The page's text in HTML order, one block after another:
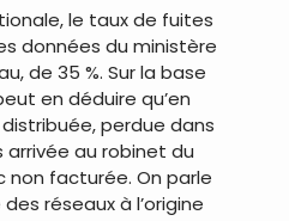
le taux de fuites
données du ministère
de 35 %. Sur la base
en déduire qu’en
distribuée, perdue dans
arrivée au robinet du
facturée. On parle
réseaux à l’origine